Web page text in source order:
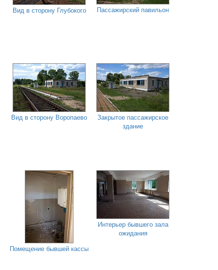
Вид в сторону Глубокого Пассажирский павильон
Вид в сторону Воропаево
Закрытое пассажирское
здание
Помещение бывшей кассы
Интерьер бывшего зала
ожидания